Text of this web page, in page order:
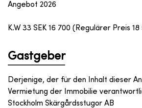
Angebot 2026
K.W 33 SEK 16 700 (Regulärer Preis 18
Gastgeber
Derjenige, der für den Inhalt dieser
Vermietung der Immobilie
Stockholm Skärgårdsstugor AB